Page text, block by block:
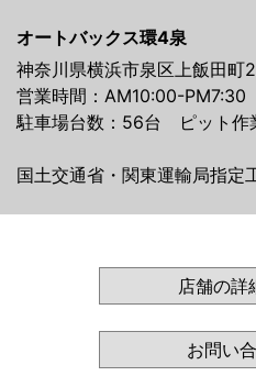
オートバックス環4泉
神奈川県横浜市泉区上飯田町
営業時間：AM10:00-PM7:30
駐車場台数：56台 ピット作
国土交通省・関東運輸局指定
店舗の詳
お問い